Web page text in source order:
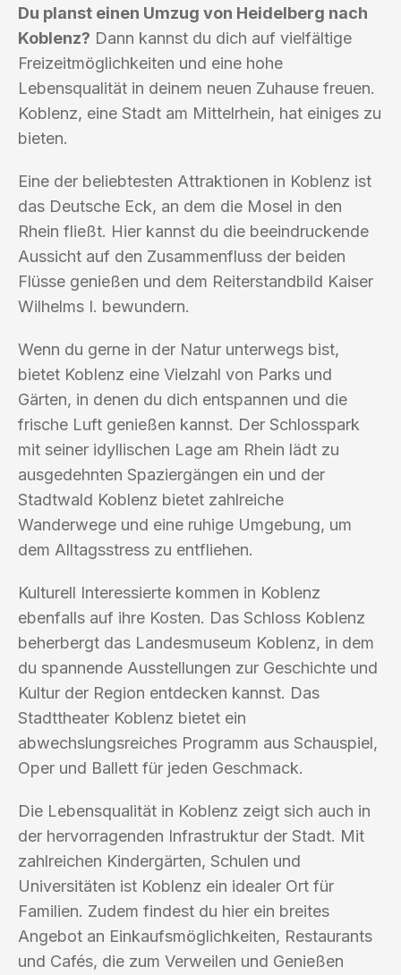
Du planst einen Umzug von Heidelberg nach
Koblenz? Dann kannst du dich auf vielfältige
Freizeitmöglichkeiten und eine hohe
Lebensqualität in deinem neuen Zuhause freuen.
Koblenz, eine Stadt am Mittelrhein, hat einiges zu
bieten.
Eine der beliebtesten Attraktionen in Koblenz ist
das Deutsche Eck, an dem die Mosel in den
Rhein fließt. Hier kannst du die beeindruckende
Aussicht auf den Zusammenfluss der beiden
Flüsse genießen und dem Reiterstandbild Kaiser
Wilhelms I. bewundern.
Wenn du gerne in der Natur unterwegs bist,
bietet Koblenz eine Vielzahl von Parks und
Gärten, in denen du dich entspannen und die
frische Luft genießen kannst. Der Schlosspark
mit seiner idyllischen Lage am Rhein lädt zu
ausgedehnten Spaziergängen ein und der
Stadtwald Koblenz bietet zahlreiche
Wanderwege und eine ruhige Umgebung, um
dem Alltagsstress zu entfliehen.
Kulturell Interessierte kommen in Koblenz
ebenfalls auf ihre Kosten. Das Schloss Koblenz
beherbergt das Landesmuseum Koblenz, in dem
du spannende Ausstellungen zur Geschichte und
Kultur der Region entdecken kannst. Das
Stadttheater Koblenz bietet ein
abwechslungsreiches Programm aus Schauspiel,
Oper und Ballett für jeden Geschmack.
Die Lebensqualität in Koblenz zeigt sich auch in
der hervorragenden Infrastruktur der Stadt. Mit
zahlreichen Kindergärten, Schulen und
Universitäten ist Koblenz ein idealer Ort für
Familien. Zudem findest du hier ein breites
Angebot an Einkaufsmöglichkeiten, Restaurants
und Cafés, die zum Verweilen und Genießen